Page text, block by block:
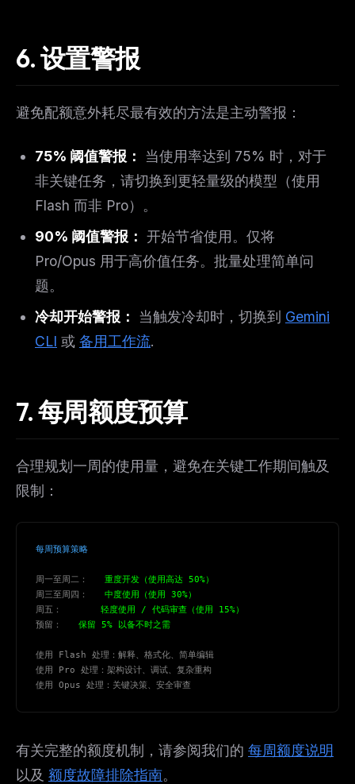
6. 设置警报
避免配额意外耗尽最有效的方法是主动警报：
75% 阈值警报：
当使用率达到 75% 时，对于
非关键任务，请切换到更轻量级的模型（使用
Flash 而非 Pro）。
90% 阈值警报： 开始节省使用。仅将
Pro/Opus 用于高价值任务。批量处理简单问
题。
冷却开始警报：
当触发冷却时，切换到 Gemini
CLI 或 备用工作流.
7. 每周额度预算
合理规划一周的使用量，避免在关键工作期间触及
限制：
每周预算策略
周一至周二：
重度开发（使用高达 50%）
周三至周四：
中度使用（使用 30%）
周五：
轻度使用 / 代码审查（使用 15%）
预留：
保留 5% 以备不时之需
使用 Flash 处理：解释、格式化、简单编辑
使用 Pro 处理：架构设计、调试、复杂重构
使用 Opus 处理：关键决策、安全审查
有关完整的额度机制，请参阅我们的 每周额度说明
以及 额度故障排除指南。